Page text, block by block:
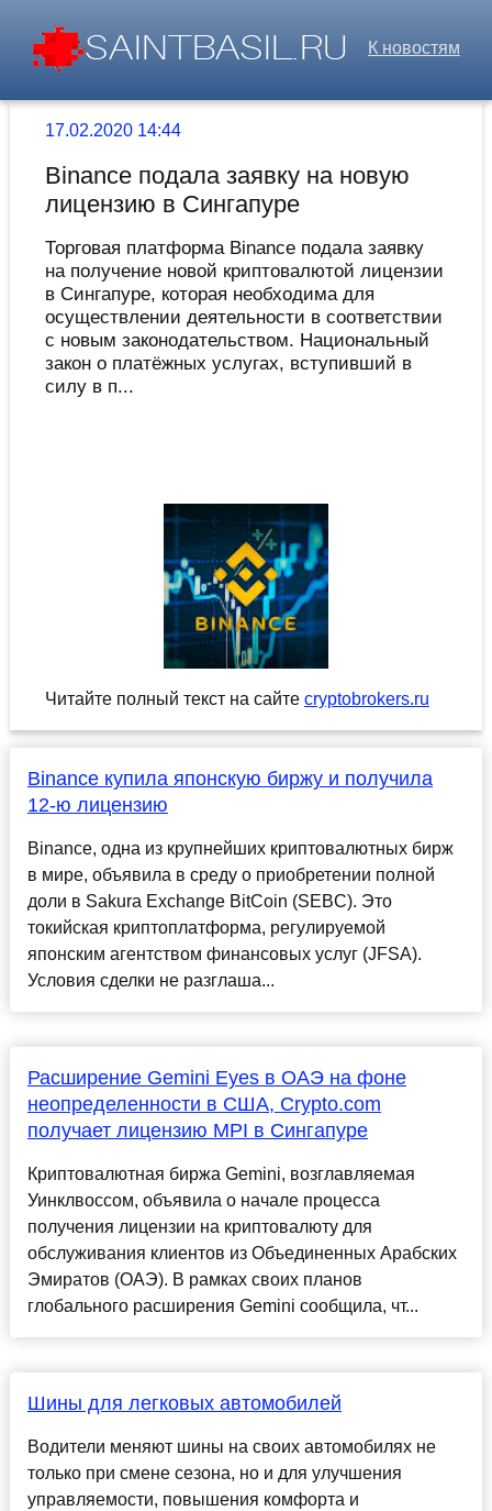
К новостям
17.02.2020 14:44
Binance подала заявку на новую
лицензию в Сингапуре
Торговая платформа Binance подала заявку
на получение новой криптовалютой лицензии
в Сингапуре, которая необходима для
осуществлении деятельности в соответствии
с новым законодательством. Национальный
закон о платёжных услугах, вступивший в
силу в п...
Читайте полный текст на сайте cryptobrokers.ru
Binance купила японскую биржу и получила
12-ю лицензию
Binance, одна из крупнейших криптовалютных бирж
в мире, объявила в среду о приобретении полной
доли в Sakura Exchange BitCoin (SEBC). Это
токийская криптоплатформа, регулируемой
японским агентством финансовых услуг (JFSA).
Условия сделки не разглаша...
Расширение Gemini Eyes в ОАЭ на фоне
неопределенности в США, Crypto.com
получает лицензию MPI в Сингапуре
Криптовалютная биржа Gemini, возглавляемая
Уинклвоссом, объявила о начале процесса
получения лицензии на криптовалюту для
обслуживания клиентов из Объединенных Арабских
Эмиратов (ОАЭ). В рамках своих планов
глобального расширения Gemini сообщила, чт...
Шины для легковых автомобилей
Водители меняют шины на своих автомобилях не
только при смене сезона, но и для улучшения
управляемости, повышения комфорта и